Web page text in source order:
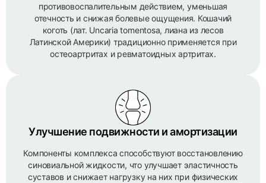
противовоспалительным действием, уменьшая
отечность и снижая болевые ощущения. Кошачий
коготь (лат. Uncaria tomentosa, лиана из лесов
Латинской Америки) традиционно применяется при
остеоартритах и ревматоидных артритах.
Улучшение подвижности и амортизации
Компоненты комплекса способствуют восстановлению
синовиальной жидкости, что улучшает эластичность
суставов и снижает нагрузку на них при физических